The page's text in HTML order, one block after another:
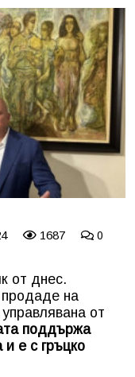
1687 0
от днес.
на
от
поддържа
и е с гръцко